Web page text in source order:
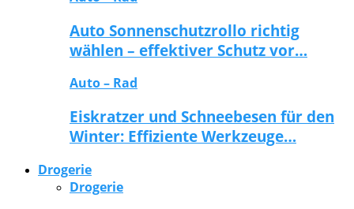
Auto Sonnenschutzrollo richtig
wählen – effektiver Schutz vor…
Auto – Rad
Eiskratzer und Schneebesen für den
Winter: Effiziente Werkzeuge…
Drogerie
Drogerie